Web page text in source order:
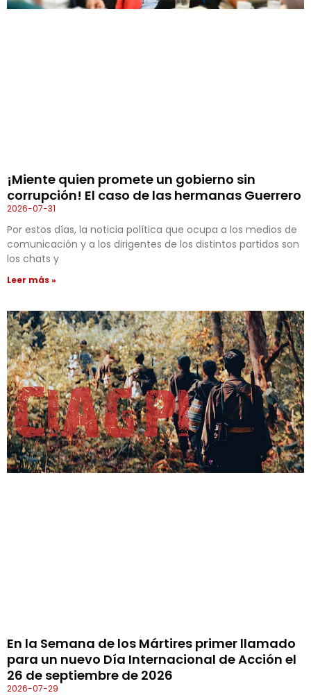
¡Miente quien promete un gobierno sin
corrupción! El caso de las hermanas Guerrero
2026-07-31
Por estos días, la noticia política que ocupa a los medios de
comunicación y a los dirigentes de los distintos partidos son
los chats y
Leer más »
En la Semana de los Mártires primer llamado
para un nuevo Día Internacional de Acción el
26 de septiembre de 2026
2026-07-29